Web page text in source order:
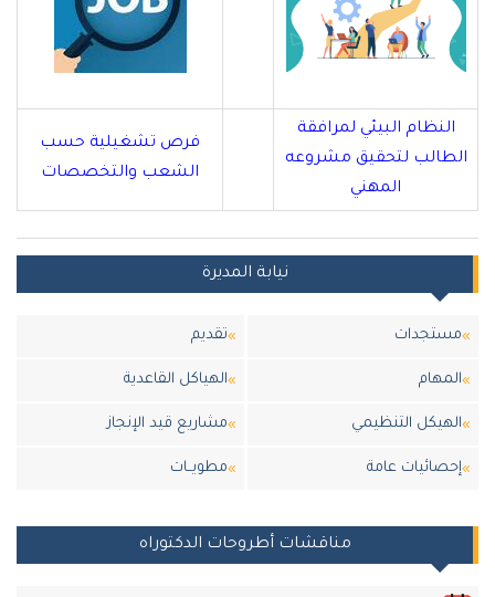
النظام البيئي لمرافقة
الطالب لتحقيق مشروعه
المهني
فرص تشغيلية حسب
الشعب والتخصصات
نيابة المديرة
مستجدات تقديم
المهام الهياكل القاعدية
الهيكل التنظيمي مشاريع قيد الإنجاز
إحصائيات عامة مطويــات
مناقشات أطروحات الدكتوراه